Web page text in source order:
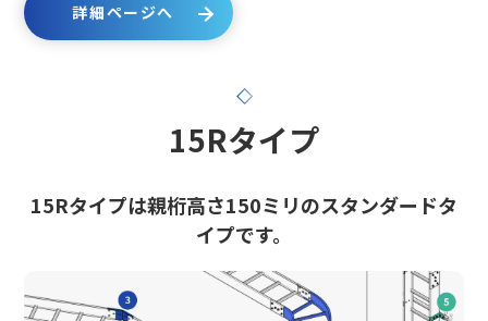
詳細ページへ
15Rタイプ
15Rタイプは親桁高さ150ミリのスタンダードタ
イプです。